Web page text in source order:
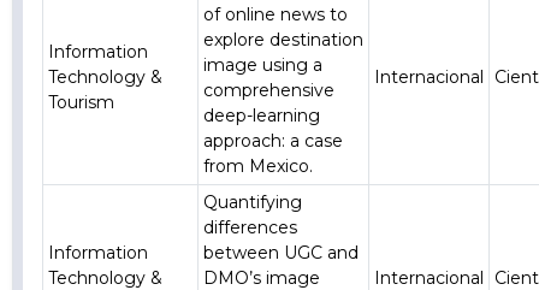
Information
Technology &
Tourism
of online news to
explore destination
image using a
comprehensive
deep-learning
approach: a case
from Mexico.
Internacional
Information
Technology &
Quantifying
differences
between UGC and
DMO’s image
Internacional